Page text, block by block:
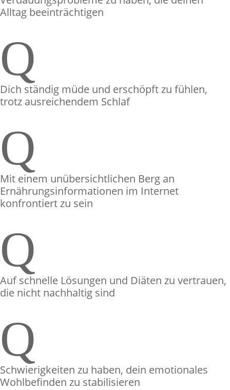
Alltag beeinträchtigen
Q
Dich ständig müde und erschöpft zu fühlen,
trotz ausreichendem Schlaf
Q
Mit einem unübersichtlichen Berg an
Ernährungsinformationen im Internet
konfrontiert zu sein
Q
Auf schnelle Lösungen und Diäten zu vertrauen,
die nicht nachhaltig sind
Q
Schwierigkeiten zu haben, dein emotionales
Wohlbefinden zu stabilisieren